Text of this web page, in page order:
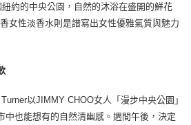
約的中央公園，自然的沐浴在盛開的鮮花
女性淡香水則是譜寫出女性優雅氣質與魅力
以JIMMY CHOO女人「漫步中央公園」
中也能想有的自然清幽感。週間午後，決定